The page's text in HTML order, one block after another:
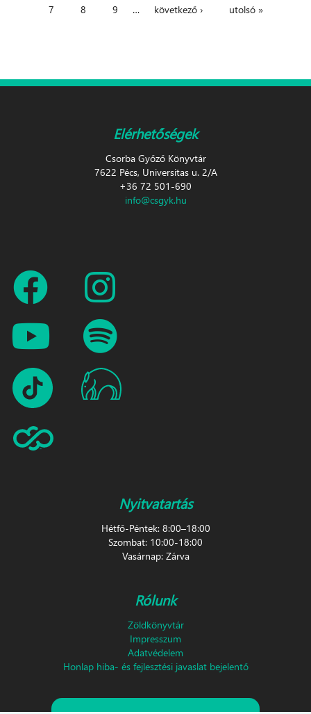
7
8 9 … következő › utolsó »
Elérhetőségek
Csorba Győző Könyvtár
7622 Pécs, Universitas u. 2/A
+36 72 501-690
info@csgyk.hu
Nyitvatartás
Hétfő-Péntek: 8:00–18:00
Szombat: 10:00-18:00
Vasárnap: Zárva
Rólunk
Zöldkönyvtár
Impresszum
Adatvédelem
Honlap hiba- és fejlesztési javaslat bejelentő